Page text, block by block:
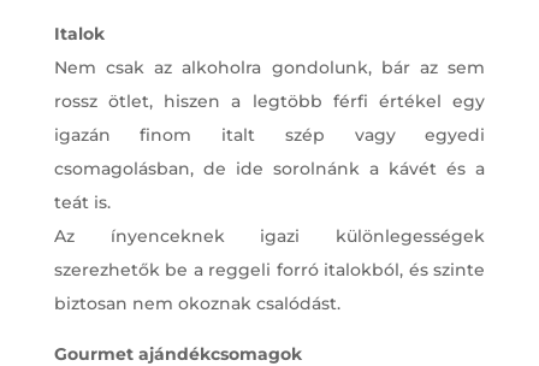
Italok
Nem csak az alkoholra gondolunk, bár az sem
rossz ötlet, hiszen a legtöbb férfi értékel egy
igazán finom italt szép vagy egyedi
csomagolásban, de ide sorolnánk a kávét és a
teát is.
Az ínyenceknek igazi különlegességek
szerezhetők be a reggeli forró italokból, és szinte
biztosan nem okoznak csalódást.
Gourmet ajándékcsomagok